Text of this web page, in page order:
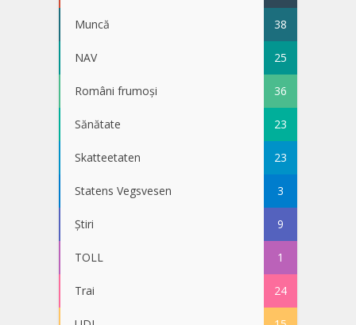
Muncă 38
NAV 25
Români frumoși 36
Sănătate 23
Skatteetaten 23
Statens Vegsvesen 3
Știri 9
TOLL 1
Trai 24